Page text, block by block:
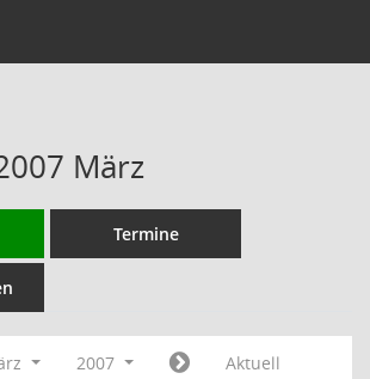
März
Termine
2007
Aktuell